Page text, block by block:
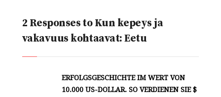
2 Responses to Kun kepeys ja
vakavuus kohtaavat: Eetu
ERFOLGSGESCHICHTE IM WERT VON
10.000 US-DOLLAR. SO VERDIENEN SIE $